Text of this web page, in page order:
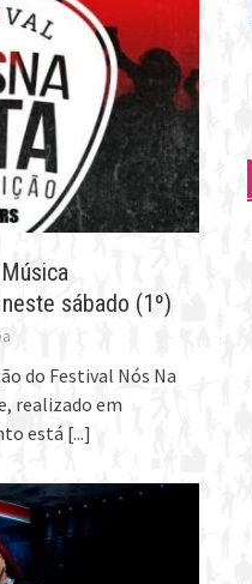
sábado (1º)
do Festival Nós Na
realizado em
está [...]